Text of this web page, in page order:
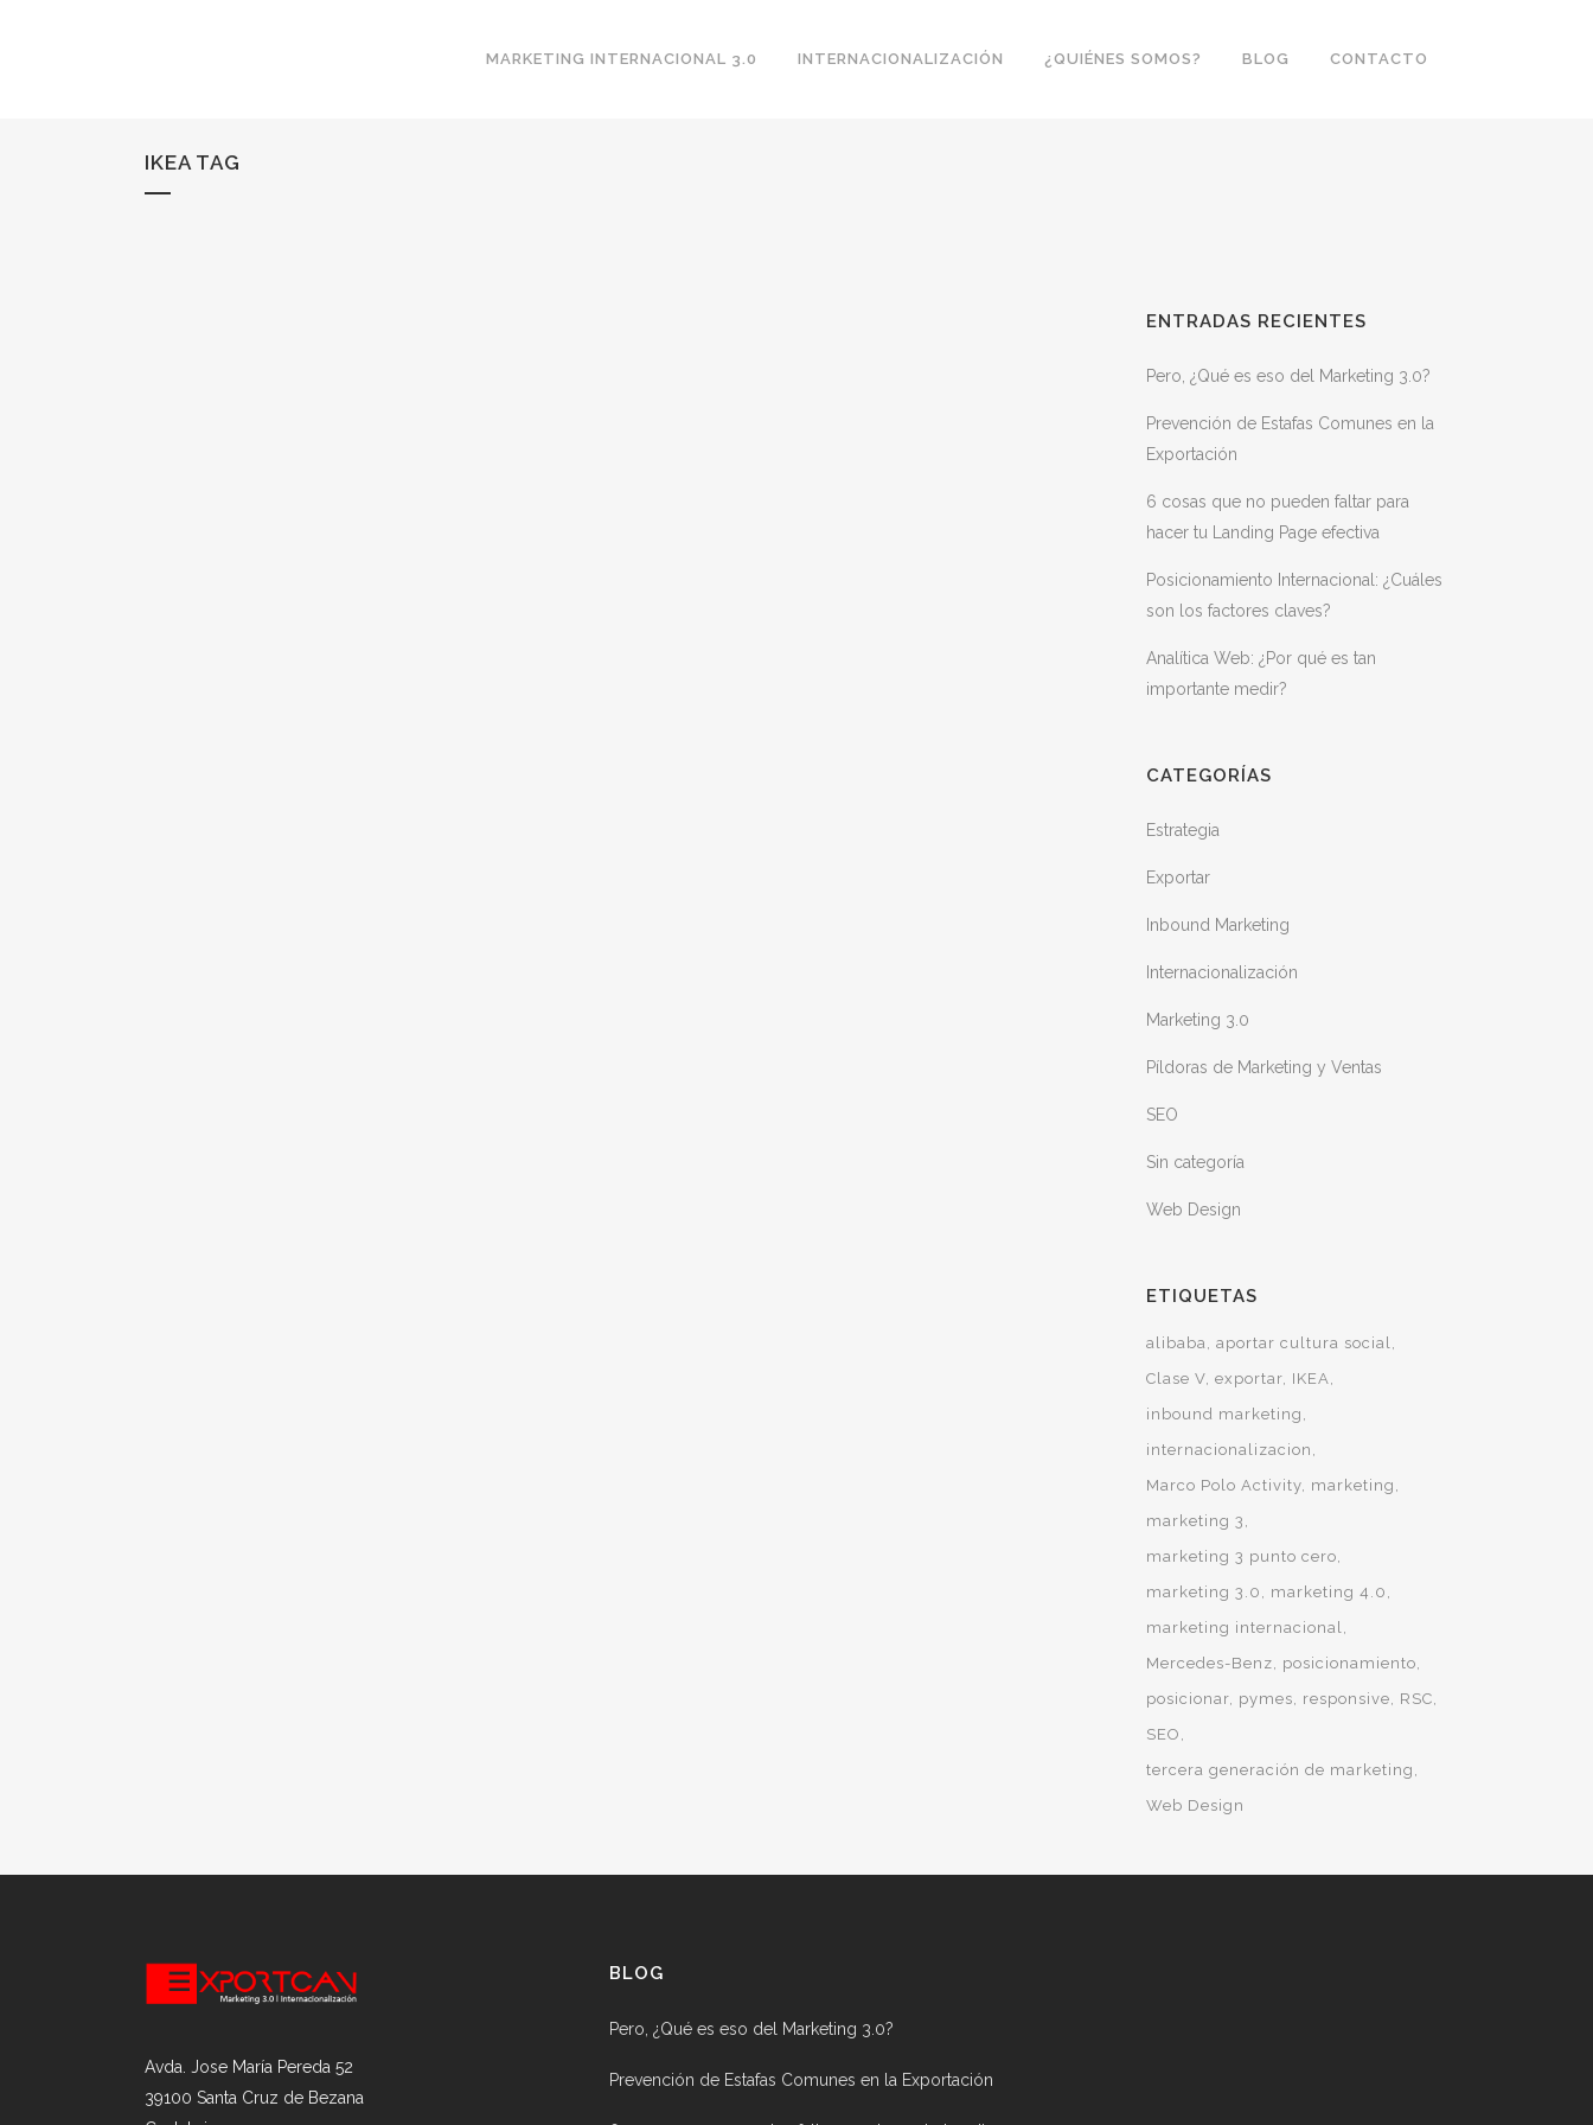
MARKETING INTERNACIONAL 3.0 INTERNACIONALIZACIÓN ¿QUIÉNES SOMOS? BLOG CONTACTO
IKEA TAG
ENTRADAS RECIENTES
Pero, ¿Qué es eso del Marketing 3.0?
Prevención de Estafas Comunes en la
Exportación
6 cosas que no pueden faltar para
hacer tu Landing Page efectiva
Posicionamiento Internacional: ¿Cuáles
son los factores claves?
Analítica Web: ¿Por qué es tan
importante medir?
CATEGORÍAS
Estrategia
Exportar
Inbound Marketing
Internacionalización
Marketing 3.0
Píldoras de Marketing y Ventas
SEO
Sin categoría
Web Design
ETIQUETAS
alibaba aportar cultura social
Clase V exportar IKEA
inbound marketing
internacionalizacion
Marco Polo Activity marketing
marketing 3
marketing 3 punto cero
marketing 3.0
marketing 4.0
marketing internacional
Mercedes-Benz
posicionamiento
posicionar pymes responsive
RSC
SEO
tercera generación de marketing
Web Design
Avda. Jose María Pereda 52
39100 Santa Cruz de Bezana
BLOG
Pero, ¿Qué es eso del Marketing 3.0?
Prevención de Estafas Comunes en la Exportación